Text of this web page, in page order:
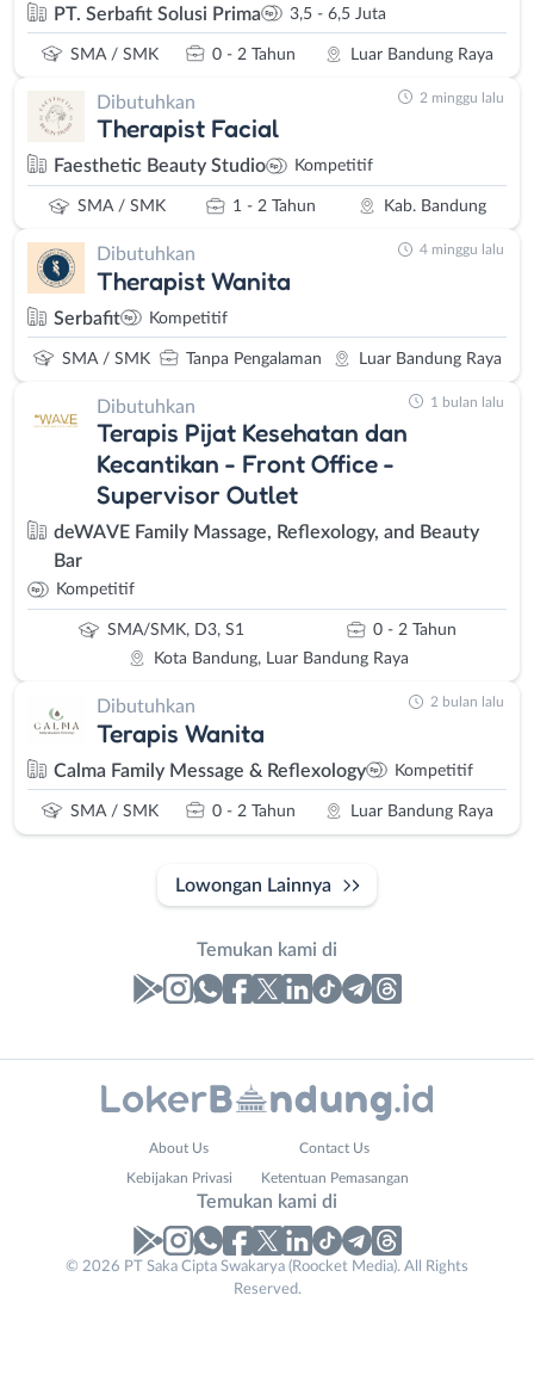
PT. Serbafit Solusi Prima 3,5 - 6,5 Juta
SMA / SMK 0 - 2 Tahun Luar Bandung Raya
Dibutuhkan
Therapist Facial
Faesthetic Beauty Studio Kompetitif
SMA / SMK 1 - 2 Tahun Kab. Bandung
2 minggu lalu
Dibutuhkan
Therapist Wanita
Serbafit Kompetitif
SMA / SMK Tanpa Pengalaman Luar Bandung Raya
4 minggu lalu
Dibutuhkan
Terapis Pijat Kesehatan dan
Kecantikan - Front Office -
Supervisor Outlet
deWAVE Family Massage, Reflexology, and Beauty
Bar
Kompetitif
SMA/SMK, D3, S1
0 - 2 Tahun
Kota Bandung, Luar Bandung Raya
1 bulan lalu
Dibutuhkan
Terapis Wanita
Calma Family Message & Reflexology Kompetitif
SMA / SMK 0 - 2 Tahun Luar Bandung Raya
2 bulan lalu
Lowongan Lainnya
Temukan kami di
Lowongan
No. Telp /
About Us Contact Us
Kebijakan Privasi Ketentuan Pemasangan
Temukan kami di
© 2026 PT Saka Cipta Swakarya (Roocket Media). All Rights
Reserved.